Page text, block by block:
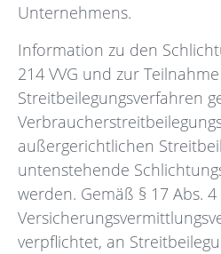
Unternehmens.
Information zu den
214 VVG und zur
Streitbeilegungsverfahren
außergerichtlichen
untenstehende
werden. Gemäß § 17 Abs.
verpflichtet, an